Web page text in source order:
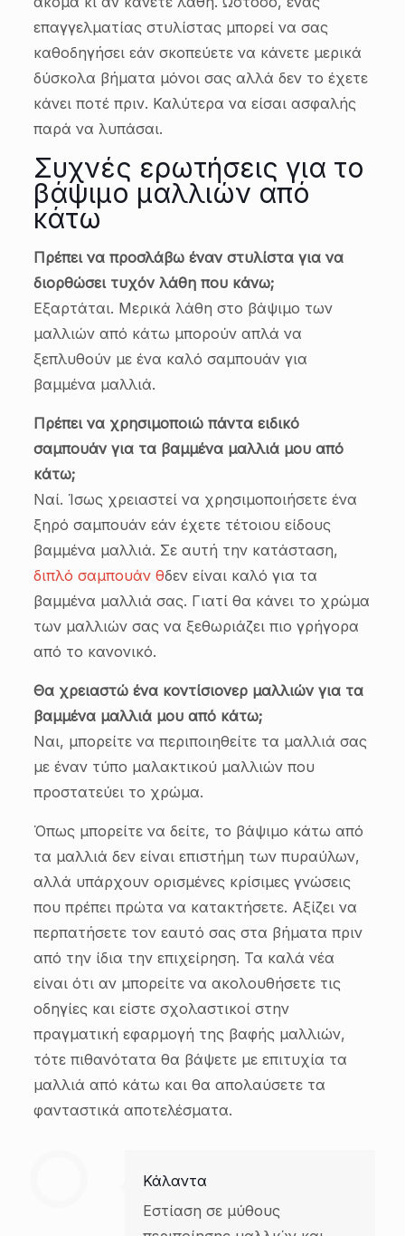
επαγγελματίας στυλίστας μπορεί να σας
καθοδηγήσει εάν σκοπεύετε να κάνετε μερικά
δύσκολα βήματα μόνοι σας αλλά δεν το έχετε
κάνει ποτέ πριν. Καλύτερα να είσαι ασφαλής
παρά να λυπάσαι.
Συχνές ερωτήσεις για το
βάψιμο μαλλιών από
κάτω
Πρέπει να προσλάβω έναν στυλίστα για να
διορθώσει τυχόν λάθη που κάνω;
Εξαρτάται. Μερικά λάθη στο βάψιμο των
μαλλιών από κάτω μπορούν απλά να
ξεπλυθούν με ένα καλό σαμπουάν για
βαμμένα μαλλιά.
Πρέπει να χρησιμοποιώ πάντα ειδικό
σαμπουάν για τα βαμμένα μαλλιά μου από
κάτω;
Ναί. Ίσως χρειαστεί να χρησιμοποιήσετε ένα
ξηρό σαμπουάν εάν έχετε τέτοιου είδους
βαμμένα μαλλιά. Σε αυτή την κατάσταση,
διπλό σαμπουάν θδεν είναι καλό για τα
βαμμένα μαλλιά σας. Γιατί θα κάνει το χρώμα
των μαλλιών σας να ξεθωριάζει πιο γρήγορα
από το κανονικό.
Θα χρειαστώ ένα κοντίσιονερ μαλλιών για τα
βαμμένα μαλλιά μου από κάτω;
Ναι, μπορείτε να περιποιηθείτε τα μαλλιά σας
με έναν τύπο μαλακτικού μαλλιών που
προστατεύει το χρώμα.
Όπως μπορείτε να δείτε, το βάψιμο κάτω από
τα μαλλιά δεν είναι επιστήμη των πυραύλων,
αλλά υπάρχουν ορισμένες κρίσιμες γνώσεις
που πρέπει πρώτα να κατακτήσετε. Αξίζει να
περπατήσετε τον εαυτό σας στα βήματα πριν
από την ίδια την επιχείρηση. Τα καλά νέα
είναι ότι αν μπορείτε να ακολουθήσετε τις
οδηγίες και είστε σχολαστικοί στην
πραγματική εφαρμογή της βαφής μαλλιών,
τότε πιθανότατα θα βάψετε με επιτυχία τα
μαλλιά από κάτω και θα απολαύσετε τα
φανταστικά αποτελέσματα.
Κάλαντα
Εστίαση σε μύθους